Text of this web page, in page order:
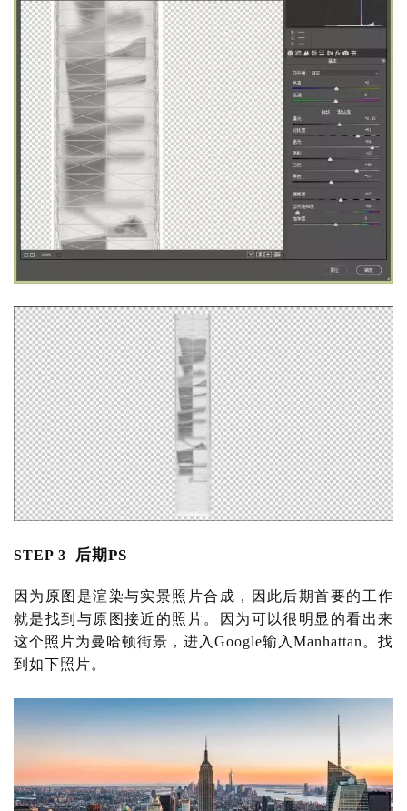
STEP 3 后期PS
因为原图是渲染与实景照片合成，因此后期首要的工作
就是找到与原图接近的照片。因为可以很明显的看出来
这个照片为曼哈顿街景，进入 Google输入Manhattan。找
到如下照片。